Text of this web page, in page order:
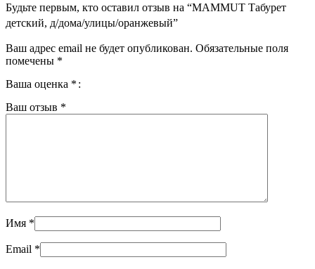
Будьте первым, кто оставил отзыв на “MAMMUT Табурет
детский, д/дома/улицы/оранжевый”
Ваш адрес email не будет опубликован. Обязательные поля
помечены *
Ваша оценка *
Ваш отзыв *
Имя *
Email *